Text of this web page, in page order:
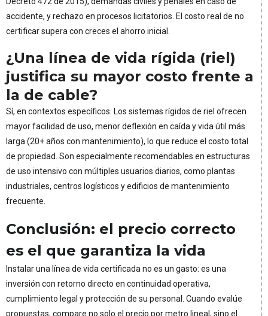
accidente, y rechazo en procesos licitatorios. El costo real de no
certificar supera con creces el ahorro inicial.
¿Una línea de vida rígida (riel)
justifica su mayor costo frente a
la de cable?
Sí, en contextos específicos. Los sistemas rígidos de riel ofrecen
mayor facilidad de uso, menor deflexión en caída y vida útil más
larga (20+ años con mantenimiento), lo que reduce el costo total
de propiedad. Son especialmente recomendables en estructuras
de uso intensivo con múltiples usuarios diarios, como plantas
industriales, centros logísticos y edificios de mantenimiento
frecuente.
Conclusión: el precio correcto
es el que garantiza la vida
Instalar una línea de vida certificada no es un gasto: es una
inversión con retorno directo en continuidad operativa,
cumplimiento legal y protección de su personal. Cuando evalúe
propuestas, compare no solo el precio por metro lineal, sino el